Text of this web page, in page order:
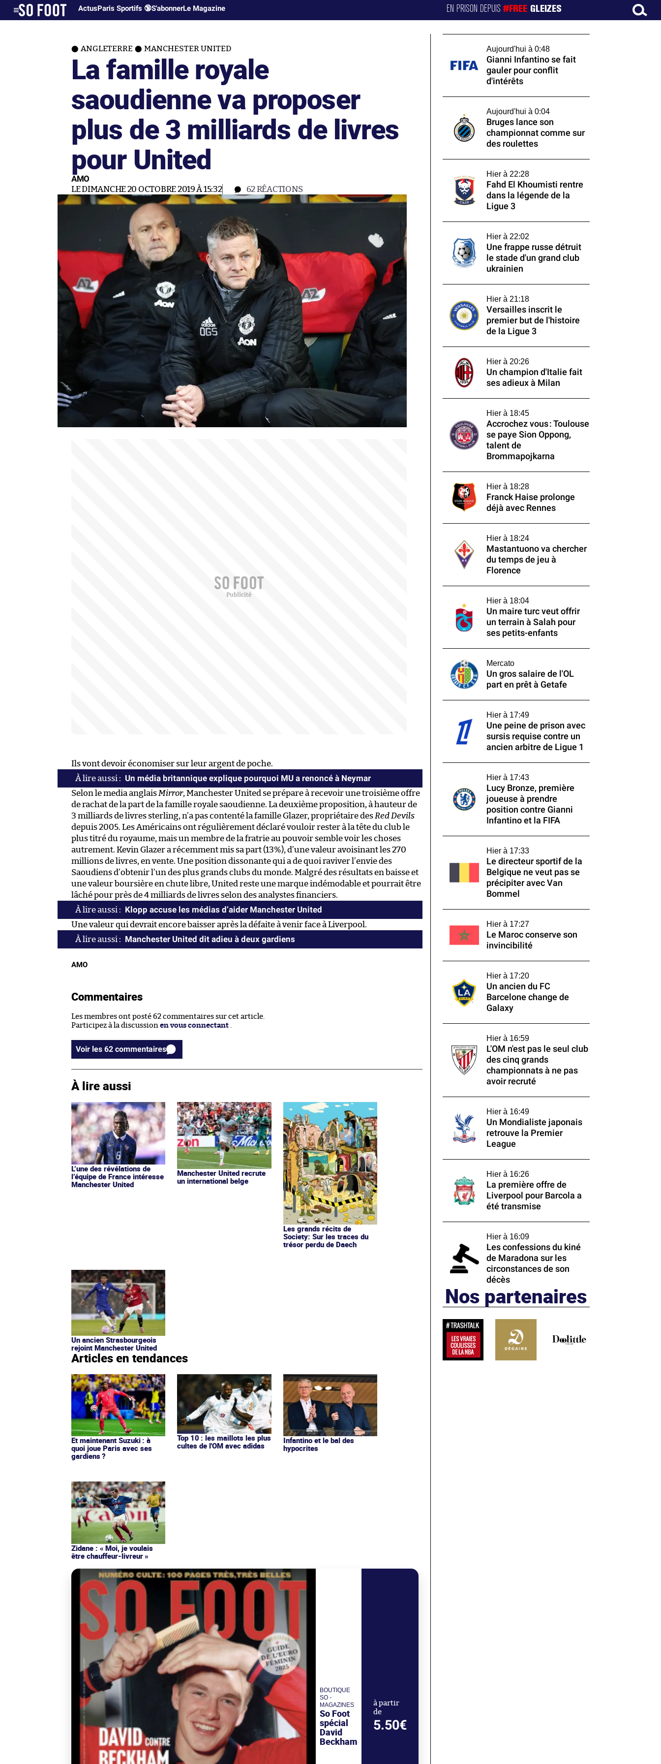
ActusParis Sportifs 🔞S'abonnerLe Magazine EN PRISON DEPUIS#FREE GLEIZES
ANGLETERRE MANCHESTER UNITED
La famille royale
saoudienne va proposer
plus de 3 milliards de livres
pour United
AMO
LE DIMANCHE 20 OCTOBRE 2019 À 15:32 62RÉACTIONS
Ils vont devoir économiser sur leur argent de poche.
Un média britannique explique pourquoi MU a renoncé à Neymar
Selon le media anglais Mirror, Manchester United se prépare à recevoir une troisième offre
de rachat de la part de la famille royale saoudienne. La deuxième proposition, à hauteur de
3 milliards de livres sterling, n’a pas contenté la famille Glazer, propriétaire des Red Devils
depuis 2005. Les Américains ont régulièrement déclaré vouloir rester à la tête du club le
plus titré du royaume, mais un membre de la fratrie au pouvoir semble voir les choses
autrement. Kevin Glazer a récemment mis sa part (13%), d’une valeur avoisinant les 270
millions de livres, en vente. Une position dissonante qui a de quoi raviver l’envie des
Saoudiens d’obtenir l’un des plus grands clubs du monde. Malgré des résultats en baisse et
une valeur boursière en chute libre, United reste une marque indémodable et pourrait être
lâché pour près de 4 milliards de livres selon des analystes financiers.
Klopp accuse les médias d’aider Manchester United
Une valeur qui devrait encore baisser après la défaite à venir face à Liverpool.
Manchester United dit adieu à deux gardiens
AMO
Commentaires
Les membres ont posté 62 commentaires sur cet article.
Participez à la discussion en vous connectant .
Voir les 62 commentaires
À lire aussi
L’une des révélations de
l’équipe de France intéresse
Manchester United
Manchester United recrute
un international belge
Les grands récits de
Society: Sur les traces du
trésor perdu de Daech
Un ancien Strasbourgeois
rejoint Manchester United
Articles en tendances
Et maintenant Suzuki : à
quoi joue Paris avec ses
gardiens ?
Top 10 : les maillots les plus
cultes de l'OM avec adidas
Infantino et le bal des
hypocrites
Zidane : « Moi, je voulais
être chauffeur-livreur »
BOUTIQUE
SO -
MAGAZINES
So Foot
spécial
David
Beckham
à partir
de
5.50€
Aujourd'hui à 0:48
Gianni Infantino se fait
gauler pour conflit
d'intérêts
Aujourd'hui à 0:04
Bruges lance son
championnat comme sur
des roulettes
Hier à 22:28
Fahd El Khoumisti rentre
dans la légende de la
Ligue 3
Hier à 22:02
Une frappe russe détruit
le stade d'un grand club
ukrainien
Hier à 21:18
Versailles inscrit le
premier but de l'histoire
de la Ligue 3
Hier à 20:26
Un champion d'Italie fait
ses adieux à Milan
Hier à 18:45
Accrochez vous : Toulouse
se paye Sion Oppong,
talent de
Brommapojkarna
Hier à 18:28
Franck Haise prolonge
déjà avec Rennes
Hier à 18:24
Mastantuono va chercher
du temps de jeu à
Florence
Hier à 18:04
Un maire turc veut offrir
un terrain à Salah pour
ses petits-enfants
Mercato
Un gros salaire de l'OL
part en prêt à Getafe
Hier à 17:49
Une peine de prison avec
sursis requise contre un
ancien arbitre de Ligue 1
Hier à 17:43
Lucy Bronze, première
joueuse à prendre
position contre Gianni
Infantino et la FIFA
Hier à 17:33
Le directeur sportif de la
Belgique ne veut pas se
précipiter avec Van
Bommel
Hier à 17:27
Le Maroc conserve son
invincibilité
Hier à 17:20
Un ancien du FC
Barcelone change de
Galaxy
Hier à 16:59
L'OM n'est pas le seul club
des cinq grands
championnats à ne pas
avoir recruté
Hier à 16:49
Un Mondialiste japonais
retrouve la Premier
League
Hier à 16:26
La première offre de
Liverpool pour Barcola a
été transmise
Hier à 16:09
Les confessions du kiné
de Maradona sur les
circonstances de son
décès
Nos partenaires